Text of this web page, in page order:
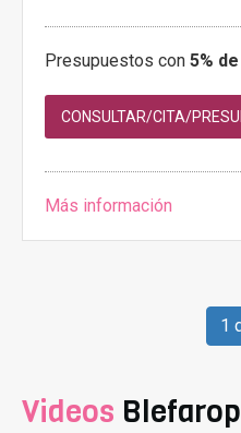
Presupuestos con 5%
CONSULTAR/CITA/
Más información
1
Videos